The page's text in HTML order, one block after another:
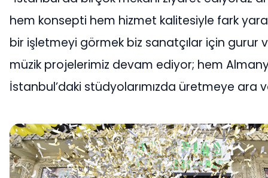
hem konsepti hem hizmet kalitesiyle fark
bir işletmeyi görmek biz sanatçılar için gurur
müzik projelerimiz devam ediyor; hem
İstanbul’daki stüdyolarımızda üretmeye ara